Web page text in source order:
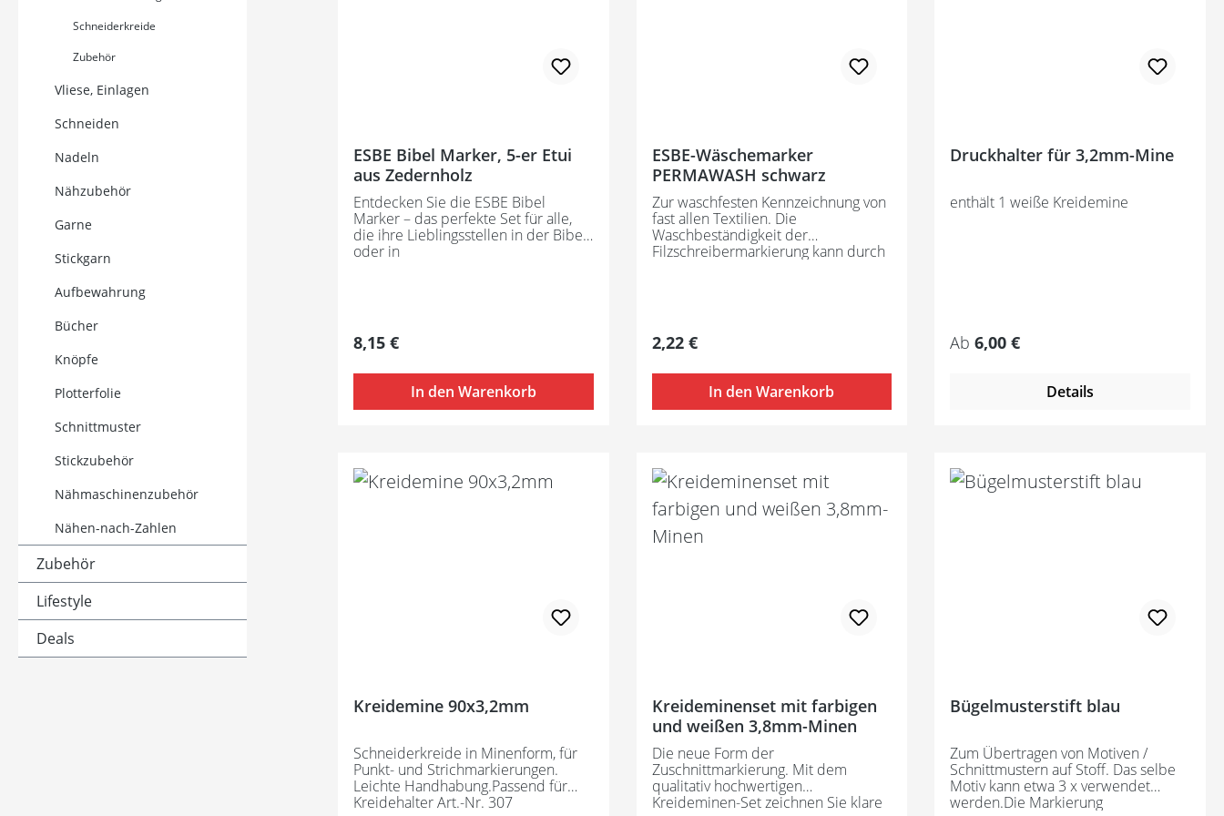
Schneiderkreide
Zubehör
Vliese, Einlagen
Schneiden
Nadeln
Nähzubehör
Garne
Stickgarn
Aufbewahrung
Bücher
Knöpfe
Plotterfolie
Schnittmuster
Stickzubehör
Nähmaschinenzubehör
Nähen-nach-Zahlen
Zubehör
Lifestyle
Deals
ESBE Bibel Marker, 5-er Etui
aus Zedernholz
Entdecken Sie die ESBE Bibel
Marker – das perfekte Set für alle,
die ihre Lieblingsstellen in der Bibel
oder in
das Papier schlägt. Ideal für den
persönlichen Gebrauch oder als
und Familie.
Regulärer Preis:
8,15 €
In den Warenkorb
ESBE-Wäschemarker
PERMAWASH schwarz
Zur waschfesten Kennzeichnung von
fast allen Textilien. Die
Waschbeständigkeit der
Filzschreibermarkierung kann durch
Regulärer Preis:
2,22 €
In den Warenkorb
Druckhalter für 3,2mm-Mine
enthält 1 weiße Kreidemine
Regulärer Preis:
Ab6,00 €
Details
Kreidemine 90x3,2mm
Schneiderkreide in Minenform, für
Punkt- und Strichmarkierungen.
Leichte Handhabung.Passend für
Kreidehalter Art.-Nr. 307
Kreideminenset mit farbigen
und weißen 3,8mm-Minen
Die neue Form der
Zuschnittmarkierung. Mit dem
qualitativ hochwertigen
Kreideminen-Set zeichnen Sie klare
Bügelmusterstift blau
Zum Übertragen von Motiven /
Schnittmustern auf Stoff. Das selbe
Motiv kann etwa 3 x verwendet
werden.Die Markierung